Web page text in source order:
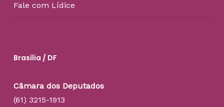
Fale com Lídice
Brasília / DF
Câmara dos Deputados
(61) 3215-1913